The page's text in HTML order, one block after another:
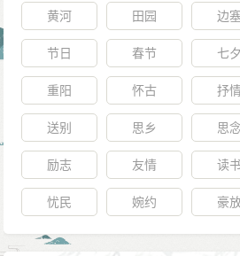
都御史，且下敕引过自咎。
当时有大臣上书歌颂太平盛世，
位大臣，群臣皆以为然。唯独杨士
天下，但是靖难所牵连的流徙尚未
疮痍尚未恢复，百姓仍然为温饱担
息数年，太平盛世才可期至。”明
“我对你们至诚，是希望匡正辅佐
士奇曾经五次上书，你们等人均无
毫无错误？天下太平了么？”群臣
黄河 田园 边塞
节日 春节 七夕
重阳 怀古 抒
送别 思乡 思念
励志 友情 读书
忧民 婉约 豪